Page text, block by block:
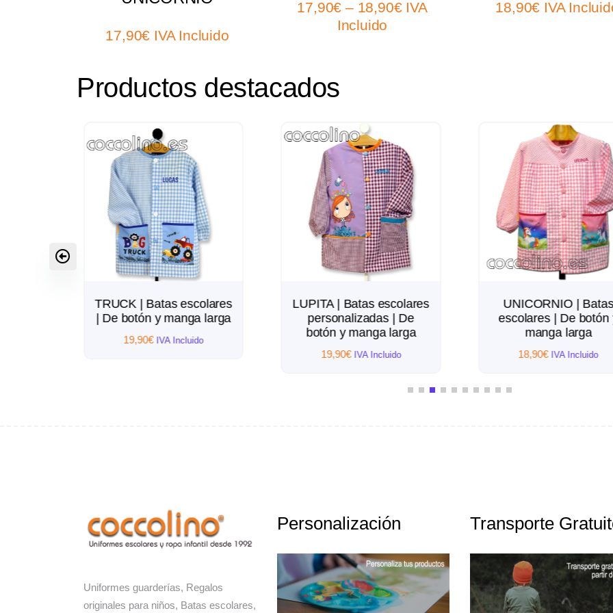
17,90€ IVA Incluido
17,90€ – 18,90€ IVA
Incluido
18,90€ IVA
Productos destacados
TRUCK | Batas escolares
| De botón y manga larga
19,90€ IVA Incluido
LUPITA | Batas escolares
personalizadas | De
botón y manga larga
19,90€ IVA Incluido
UNICORNIO | Batas
escolares | De botón
manga larga
18,90€ IVA Incluido
Uniformes guarderías, Regalos
originales para niños, Batas escolares,
Personalización Transporte